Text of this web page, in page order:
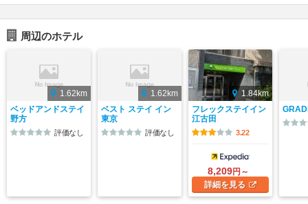
周辺のホテル
1.62km
ベッドアンドステイ
野方
評価なし
1.62km
ベスト ステイ イン
東京
評価なし
1.84km
フレックステイイン
江古田
3.22
8,209円～
詳細を見る